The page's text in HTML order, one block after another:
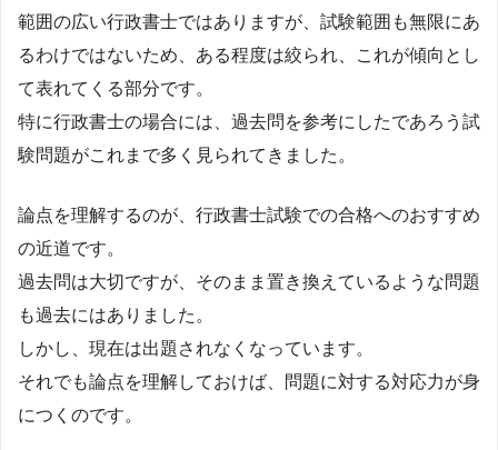
範囲の広い行政書士ではありますが、試験範囲も無限にあ
るわけではないため、ある程度は絞られ、これが傾向とし
て表れてくる部分です。
特に行政書士の場合には、過去問を参考にしたであろう試
験問題がこれまで多く見られてきました。
論点を理解するのが、行政書士試験での合格へのおすすめ
の近道です。
過去問は大切ですが、そのまま置き換えているような問題
も過去にはありました。
しかし、現在は出題されなくなっています。
それでも論点を理解しておけば、問題に対する対応力が身
につくのです。